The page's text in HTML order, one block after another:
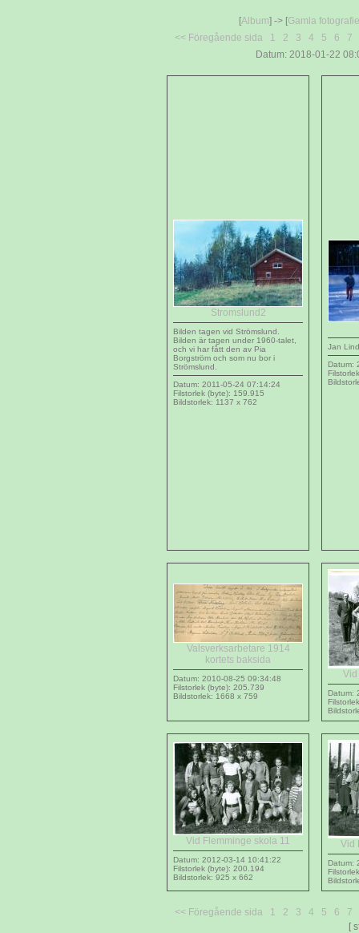
[Album] -> [Gamla
<< Föregående sida
1 2 3 4 5 6 7
Datum: 2018-01-22
Stromslund2
Bilden tagen vid Strömslund.
Bilden är tagen under 1960-talet,
och vi har fått den av Pia
Borgström och som nu bor i
Strömslund.
Datum: 2011-05-24 07:14:24
Filstorlek (byte): 159.915
Bildstorlek: 1137 x 762
Jan
Datum:
Valsverksarbetare 1914
kortets baksida
Datum: 2010-08-25 09:34:48
Filstorlek (byte): 205.739
Bildstorlek: 1668 x 759
Vid
Datum:
Vid Flemminge skola 11
Datum: 2012-03-14 10:41:22
Filstorlek (byte): 200.194
Bildstorlek: 925 x 662
Vid
Datum:
<< Föregående sida 1 2 3 4 5 6 7
[